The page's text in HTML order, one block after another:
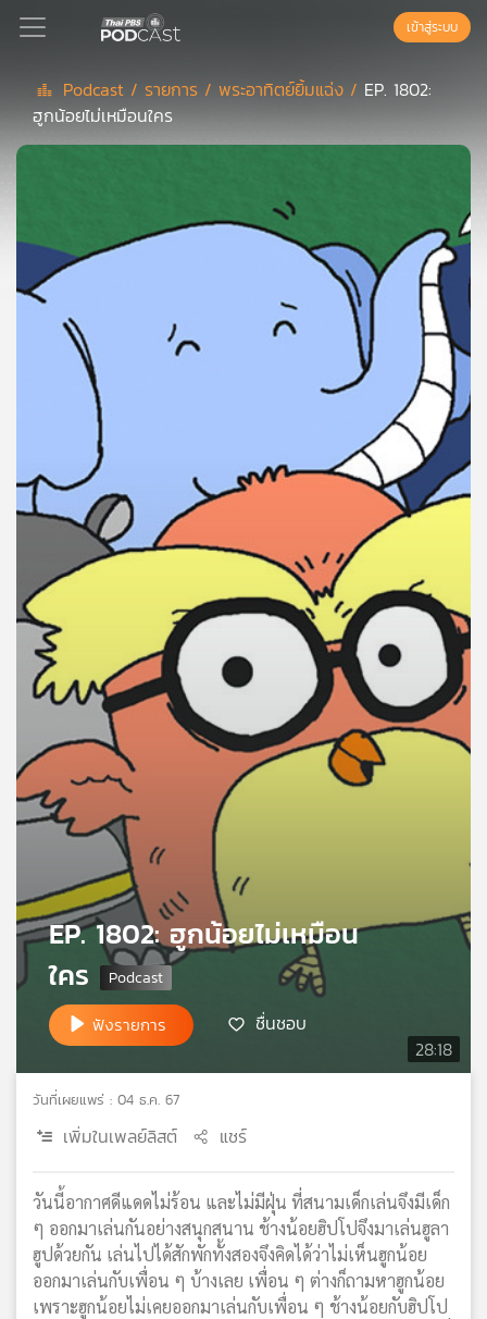
Podcast
ลิ
แนะนำ
ของ
คุณ
เพลง
บทความ
และ
กิจกรรม
กับ
เรา
ไทย
เอส
แผนที่
วิทยุ
เครือ
ข่าย
เข้าสู่ระบบ
Podcast / รายการ /พระอาทิตย์ยิ้มแฉ่ง / EP. 1802:
ฮูกน้อยไม่เหมือนใคร
28:18
EP. 1802: ฮูกน้อยไม่เหมือน
ใคร
ฟังรายการ ชื่นชอบ
วันที่เผยแพร่ : 04 ธ.ค. 67
เพิ่มในเพลย์ลิสต์ แชร์
วันนี้อากาศดีแดดไม่ร้อน และไม่มีฝุ่น ที่สนามเด็กเล่นจึงมีเด็ก
ๆ ออกมาเล่นกันอย่างสนุกสนาน ช้างน้อยฮิปโปจึงมาเล่นฮูลา
ฮูปด้วยกัน เล่นไปได้สักพักทั้งสองจึงคิดได้ว่าไม่เห็นฮูกน้อย
ออกมาเล่นกับเพื่อน ๆ บ้างเลย เพื่อน ๆ ต่างก็ถามหาฮูกน้อย
เพราะฮูกน้อยไม่เคยออกมาเล่นกับเพื่อน ๆ ช้างน้อยกับฮิปโป